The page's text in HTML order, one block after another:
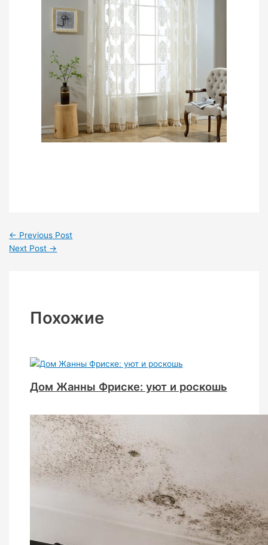
← Previous Post
Next Post →
Похожие
Дом Жанны Фриске: уют и роскошь